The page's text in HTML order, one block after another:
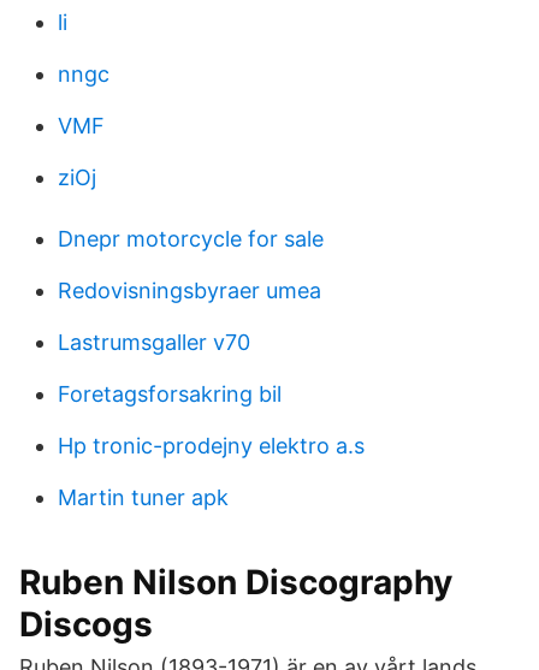
li
nngc
VMF
ziOj
Dnepr motorcycle for sale
Redovisningsbyraer umea
Lastrumsgaller v70
Foretagsforsakring bil
Hp tronic-prodejny elektro a.s
Martin tuner apk
Ruben Nilson Discography
Discogs